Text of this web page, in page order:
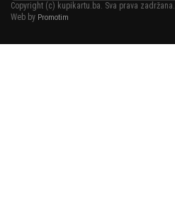
Copyright (c) kupikartu.ba. Sva prava zadržana.
Web by Promotim